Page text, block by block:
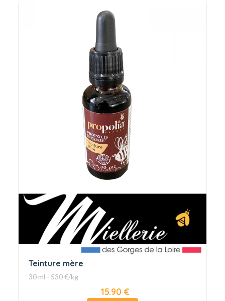
Teinture mère
30 ml - 530 €/kg
15.90 €